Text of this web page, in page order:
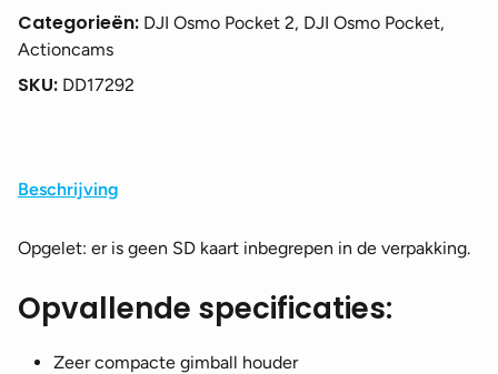
Categorieën: DJI Osmo Pocket 2, DJI Osmo Pocket,
Actioncams
SKU: DD17292
Beschrijving
Opgelet: er is geen SD kaart inbegrepen in de verpakking.
Opvallende specificaties:
Zeer compacte gimball houder